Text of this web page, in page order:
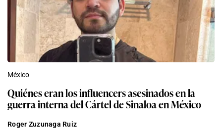
México
Quiénes eran los influencers asesinados en la
guerra interna del Cártel de Sinaloa en México
Roger Zuzunaga Ruiz